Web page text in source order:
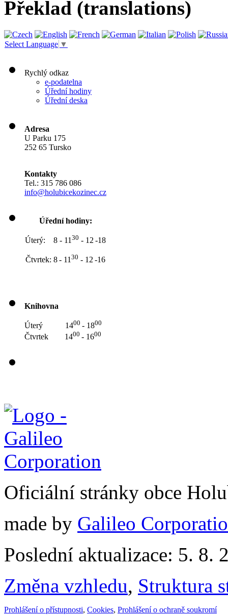
Překlad (translations)
Select Language ▼
Rychlý odkaz
e-podatelna
Úřední hodiny
Úřední deska
Adresa
U Parku 175
252 65 Tursko
Kontakty
Tel.: 315 786 086
info@holubicekozinec.cz
Úřední hodiny:
Úterý: 8 - 1130 - 12-18
Čtvrtek: 8- 1130 - 12-16
Knihovna
Úterý 1400 - 1800
Čtvrtek 1400 - 1600
Oficiální stránky obce
made by Galileo
Poslední aktualizace: 5. 8.
Změna vzhledu, Struktura
Prohlášení o přístupnosti, Cookies, Prohlášení o ochraně soukromí